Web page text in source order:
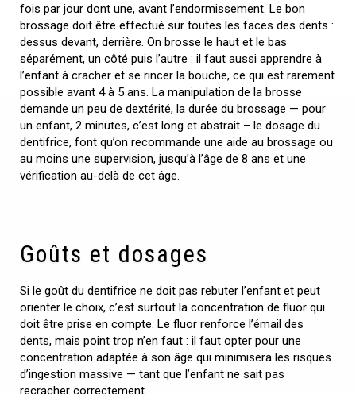
fois par jour dont une, avant l’endormissement. Le bon
brossage doit être effectué sur toutes les faces des dents :
dessus devant, derrière. On brosse le haut et le bas
séparément, un côté puis l’autre : il faut aussi apprendre à
l’enfant à cracher et se rincer la bouche, ce qui est rarement
possible avant 4 à 5 ans. La manipulation de la brosse
demande un peu de dextérité, la durée du brossage — pour
un enfant, 2 minutes, c’est long et abstrait – le dosage du
dentifrice, font qu’on recommande une aide au brossage ou
au moins une supervision, jusqu’à l’âge de 8 ans et une
vérification au-delà de cet âge.
Goûts et dosages
Si le goût du dentifrice ne doit pas rebuter l’enfant et peut
orienter le choix, c’est surtout la concentration de fluor qui
doit être prise en compte. Le fluor renforce l’émail des
dents, mais point trop n’en faut : il faut opter pour une
concentration adaptée à son âge qui minimisera les risques
d’ingestion massive — tant que l’enfant ne sait pas
recracher correctement.